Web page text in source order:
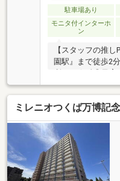
駐車場あり
モニタ付インターホ
ン
【スタッフの推
園駅』まで徒歩2
利です☆彡◎子育
院・小学校まで
向き・バルコニー
す☆彡◎LDK・洋
きいつもキレイ
ック・TVモニタ
ことができます♪■
セブンイレブンま
クまで徒歩6分・
ミレニオつくば万博記